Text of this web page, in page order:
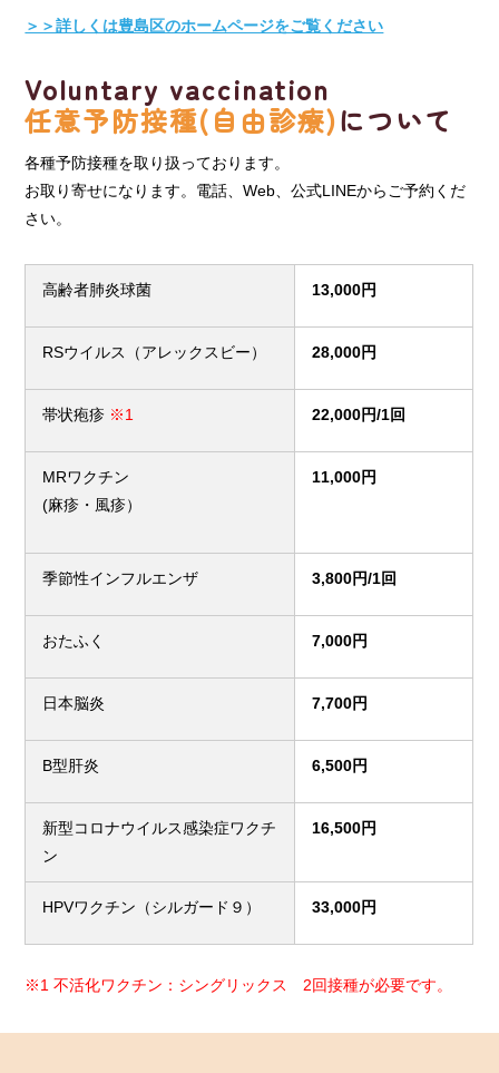
＞＞詳しくは豊島区のホームページをご覧ください
Voluntary vaccination
任意予防接種(自由診療)について
各種予防接種を取り扱っております。
お取り寄せになります。電話、Web、公式LINEからご予約くだ
さい。
高齢者肺炎球菌 13,000円
RSウイルス（アレックスビー） 28,000円
帯状疱疹 ※1 22,000円/1回
MRワクチン
(麻疹・風疹）
11,000円
季節性インフルエンザ 3,800円/1回
おたふく 7,000円
日本脳炎 7,700円
B型肝炎 6,500円
新型コロナウイルス感染症ワクチ
ン
16,500円
HPVワクチン（シルガード９） 33,000円
※1 不活化ワクチン：シングリックス 2回接種が必要です。